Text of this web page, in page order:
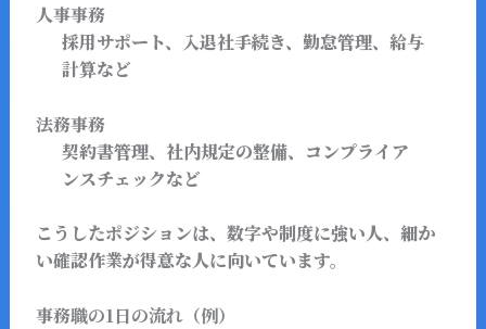
人事事務
採用サポート、入退社手続き、勤怠管理、給与
計算など
法務事務
契約書管理、社内規定の整備、コンプライア
ンスチェックなど
こうしたポジションは、数字や制度に強い人、細か
い確認作業が得意な人に向いています。
事務職の1日の流れ（例）